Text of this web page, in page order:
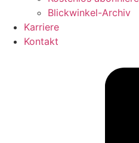
Blickwinkel-Archiv
Karriere
Kontakt